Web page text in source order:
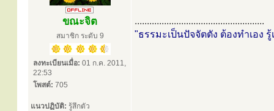
ขณะจิต
สมาชิก ระดับ 9
ลงทะเบียนเมื่อ: 01 ก.ค. 2011,
22:53
โพสต์: 705
แนวปฏิบัติ: รู้สึกตัว
.....................................................
"ธรรมะเป็นปัจจัตตัง ต้องทำเอง รู้